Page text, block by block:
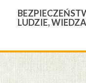
LUDZIE,